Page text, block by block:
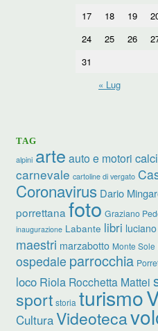
17
18 19
24
25 26
31
« Lug
TAG
alpini arte auto e motori
carnevale cartoline di vergato
Coronavirus Dario
porrettana foto Graziano
inaugurazione Labante libri
maestri marzabotto Monte Sole
ospedale parrocchia
loco Riola Rocchetta Mattei
sport storia turismo
CulturaVideoteca